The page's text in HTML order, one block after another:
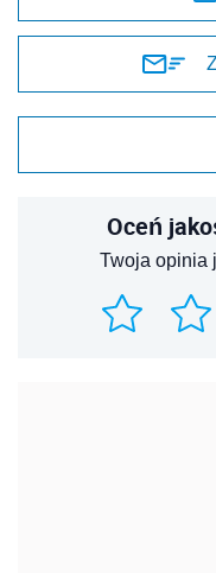
Oceń
Twoja opinia